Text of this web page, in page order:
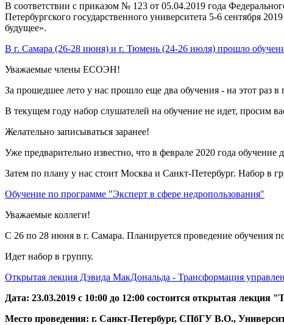
В соответствии с приказом № 123 от 05.04.2019 года
Петербургского государственного университета 5-6 сентября
будущее».
В г. Самара (26-28 июня) и г. Тюмень (24-26 июля) прошло
Уважаемые члены ЕСОЭН!
За прошедшее лето у нас прошло еще два обучения - на этот
В текущем году набор слушателей на обучение не идет, просим
Желательно записываться заранее!
Уже предварительно известно, что в феврале 2020 года
Затем по плану у нас стоит Москва и Санкт-Петербург. Набор в
Обучение по программе "Эксперт в сфере недропользования"
Уважаемые коллеги!
С 26 по 28 июня в г. Самара. Планируется проведение обучения
Идет набор в группу.
Открытая лекция Дэвида МакДональда - Трансформация
Дата: 23.03.2019 с 10:00 до 12:00 состоится открытая лекция "
Место проведения: г. Санкт-Петербург, СПбГУ В.О.,